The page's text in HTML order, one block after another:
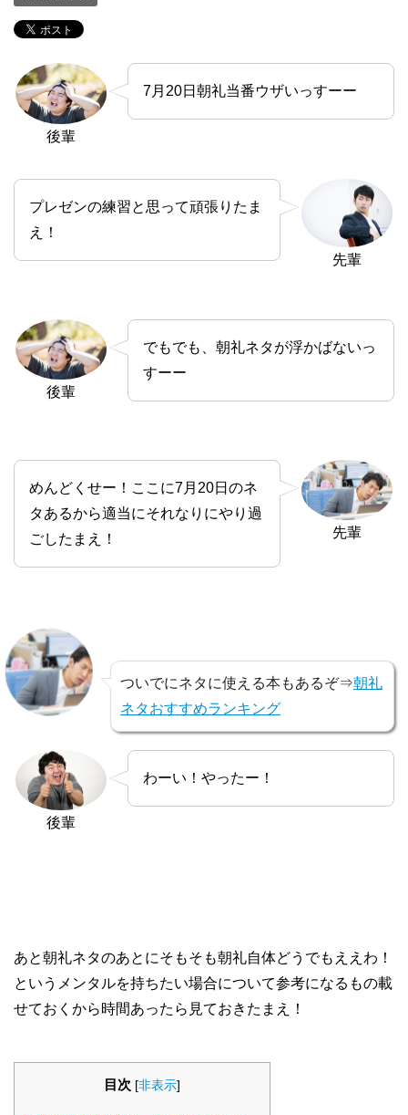
後輩
7月20日朝礼当番ウザいっすーー
先輩
プレゼンの練習と思って頑張りたま
え！
後輩
でもでも、朝礼ネタが浮かばないっ
すーー
先輩
めんどくせー！ここに7月20日のネ
タあるから適当にそれなりにやり過
ごしたまえ！
ついでにネタに使える本もあるぞ⇒朝礼
ネタおすすめランキング
後輩
わーい！やったー！
あと朝礼ネタのあとにそもそも朝礼自体どうでもええわ！
というメンタルを持ちたい場合について参考になるもの載
せておくから時間あったら見ておきたまえ！
目次 [非表示]